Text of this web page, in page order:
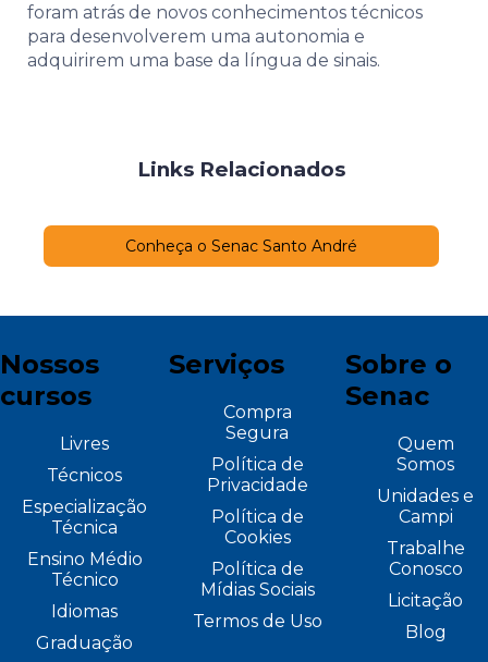
foram atrás de novos conhecimentos técnicos
para desenvolverem uma autonomia e
adquirirem uma base da língua de sinais.
Links Relacionados
Conheça o Senac Santo André
Nossos
cursos
Livres
Técnicos
Especialização
Técnica
Ensino Médio
Técnico
Idiomas
Graduação
Serviços
Compra
Segura
Política de
Privacidade
Política de
Cookies
Política de
Mídias Sociais
Termos de Uso
Sobre o
Senac
Quem
Somos
Unidades e
Campi
Trabalhe
Conosco
Licitação
Blog